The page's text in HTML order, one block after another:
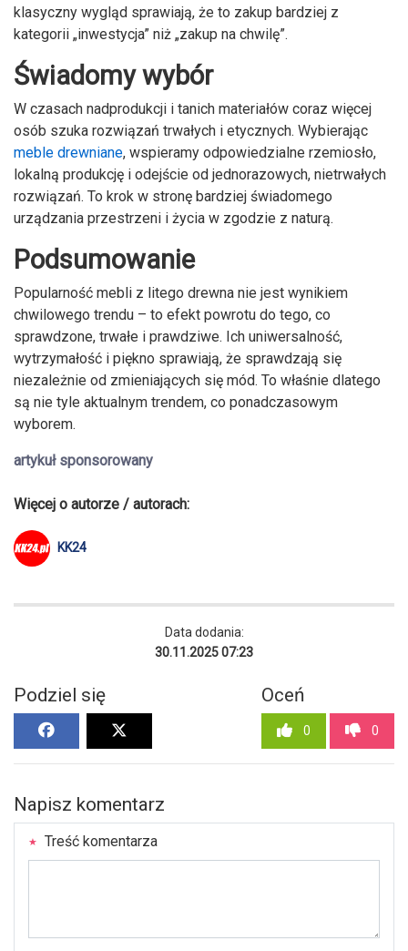
klasyczny wygląd sprawiają, że to zakup bardziej z
kategorii „inwestycja” niż „zakup na chwilę”.
Świadomy wybór
W czasach nadprodukcji i tanich materiałów coraz więcej
osób szuka rozwiązań trwałych i etycznych. Wybierając
meble drewniane, wspieramy odpowiedzialne rzemiosło,
lokalną produkcję i odejście od jednorazowych, nietrwałych
rozwiązań. To krok w stronę bardziej świadomego
urządzania przestrzeni i życia w zgodzie z naturą.
Podsumowanie
Popularność mebli z litego drewna nie jest wynikiem
chwilowego trendu – to efekt powrotu do tego, co
sprawdzone, trwałe i prawdziwe. Ich uniwersalność,
wytrzymałość i piękno sprawiają, że sprawdzają się
niezależnie od zmieniających się mód. To właśnie dlatego
są nie tyle aktualnym trendem, co ponadczasowym
wyborem.
artykuł sponsorowany
Więcej o autorze / autorach:
KK24
Data dodania:
30.11.2025 07:23
Podziel się Oceń
0 0
Napisz komentarz
Treść komentarza